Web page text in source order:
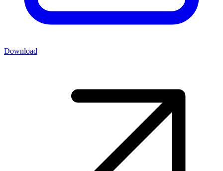
Download